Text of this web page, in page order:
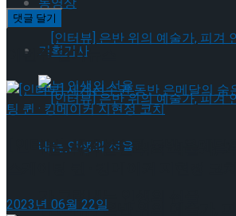
[인터뷰] 은반 위의 예술가, 피
가 그려내는 인생의 선율
기획기사
[인터뷰] 은반 위의 예술가, 피
이번주 인기뉴스
[인터뷰] 세계선수권 동반 은메달
2023년 06월 22일